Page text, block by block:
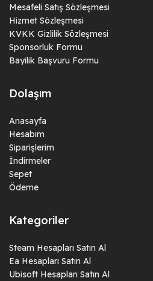
Mesafeli Satış Sözleşmesi
Hizmet Sözleşmesi
KVKK Gizlilik Sözleşmesi
Sponsorluk Formu
Bayilik Başvuru Formu
Dolaşım
Anasayfa
Hesabım
Siparişlerim
İndirmeler
Sepet
Ödeme
Kategoriler
Steam Hesapları Satın Al
Ea Hesapları Satın Al
Ubisoft Hesapları Satın Al